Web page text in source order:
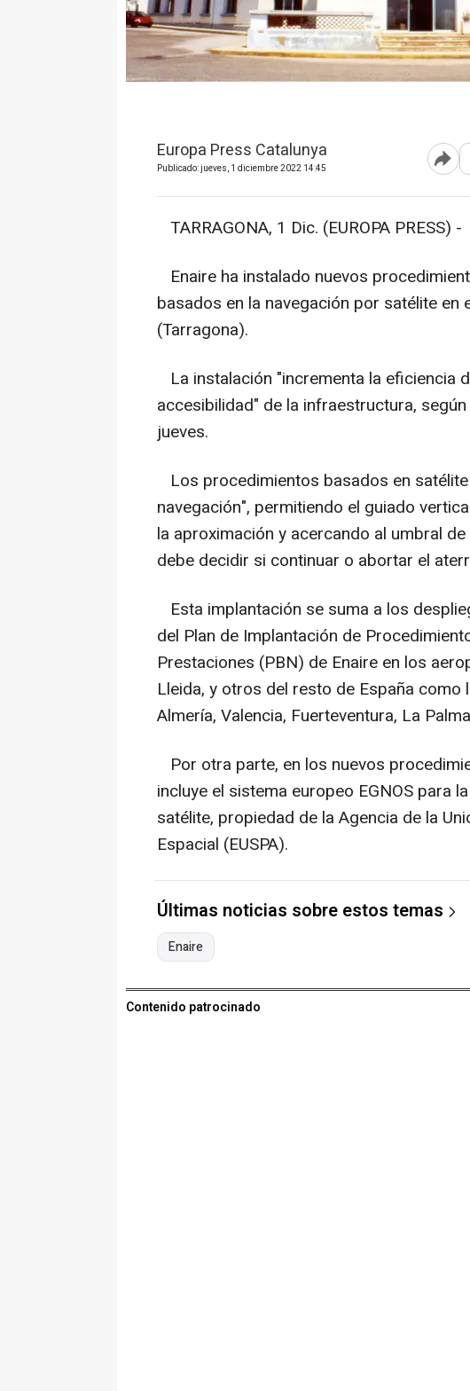
Europa Press Catalunya
Publicado: jueves, 1 diciembre 2022 14:45
TARRAGONA, 1 Dic. (EUROPA PRESS) -
Enaire ha instalado nuevos
basados en la navegación por satélite en
(Tarragona).
La instalación "incrementa la eficiencia
accesibilidad" de la infraestructura,
jueves.
Los procedimientos basados en
navegación", permitiendo el guiado
la aproximación y acercando al umbral
debe decidir si continuar o abortar el
Esta implantación se suma a los
del Plan de Implantación de
Prestaciones (PBN) de Enaire en los
Lleida, y otros del resto de España como
Almería, Valencia, Fuerteventura, La
Por otra parte, en los nuevos
incluye el sistema europeo EGNOS para
satélite, propiedad de la Agencia de la
Espacial (EUSPA).
Últimas noticias sobre estos temas
Enaire
Contenido patrocinado